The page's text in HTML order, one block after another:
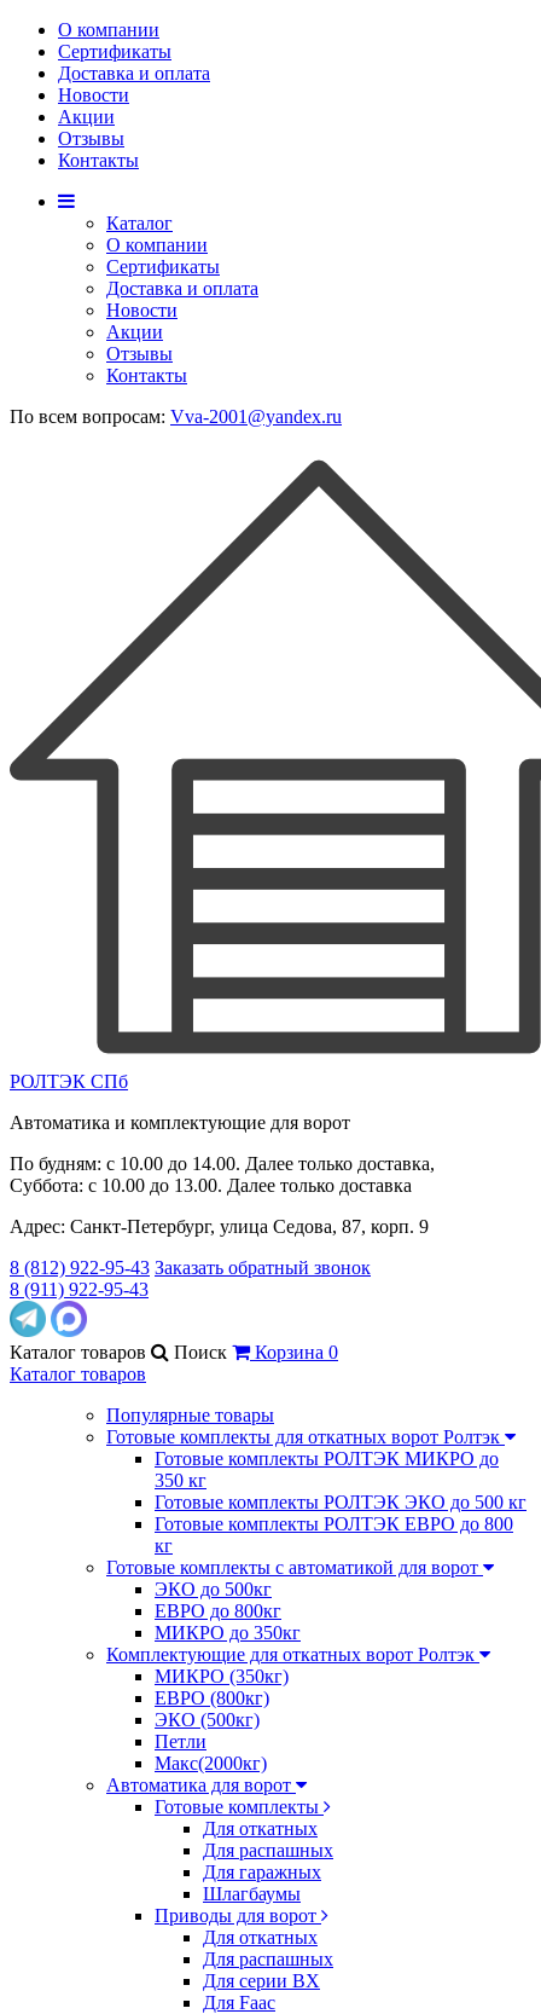
О компании
Сертификаты
Доставка и оплата
Новости
Акции
Отзывы
Контакты
Каталог
О компании
Сертификаты
Доставка и оплата
Новости
Акции
Отзывы
Контакты
По всем вопросам: Vva-2001@yandex.ru
РОЛТЭК СПб
Автоматика и комплектующие для ворот
По будням: с 10.00 до 14.00. Далее только доставка,
Суббота: с 10.00 до 13.00. Далее только доставка
Адрес: Санкт-Петербург, улица Седова, 87, корп. 9
8 (812) 922-95-43 Заказать обратный звонок
8 (911) 922-95-43
Каталог товаров Поиск Корзина 0
Каталог товаров
Популярные товары
Готовые комплекты для откатных ворот Ролтэк
Готовые комплекты РОЛТЭК МИКРО до
350 кг
Готовые комплекты РОЛТЭК ЭКО до 500 кг
Готовые комплекты РОЛТЭК ЕВРО до 800
кг
Готовые комплекты с автоматикой для ворот
ЭКО до 500кг
ЕВРО до 800кг
МИКРО до 350кг
Комплектующие для откатных ворот Ролтэк
МИКРО (350кг)
ЕВРО (800кг)
ЭКО (500кг)
Петли
Макс(2000кг)
Автоматика для ворот
Готовые комплекты
Для откатных
Для распашных
Для гаражных
Шлагбаумы
Приводы для ворот
Для откатных
Для распашных
Для серии BX
Для Faac